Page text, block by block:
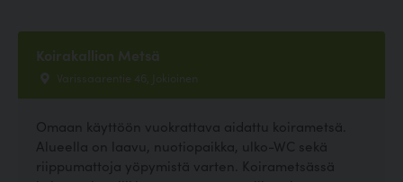
Koirakallion Metsä
Varissaarentie 46, Jokioinen
Omaan käyttöön vuokrattava aidattu koirametsä.
Alueella on laavu, nuotiopaikka, ulko-WC sekä
riippumattoja yöpymistä varten. Koirametsässä